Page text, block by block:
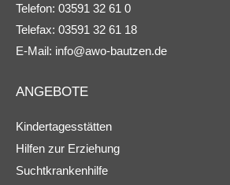
Telefon: 03591 32 61 0
Telefax: 03591 32 61 18
E-Mail: info@awo-bautzen.de
ANGEBOTE
Kindertagesstätten
Hilfen zur Erziehung
Suchtkrankenhilfe